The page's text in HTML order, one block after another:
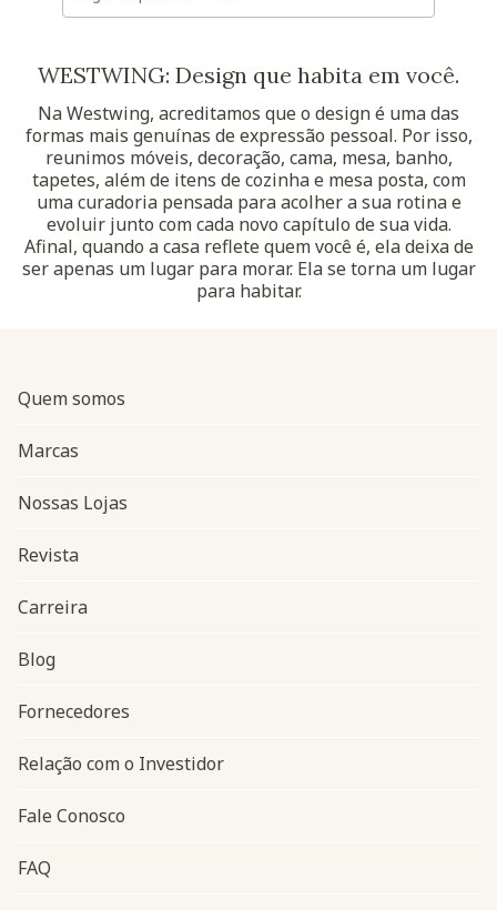
WESTWING: Design que habita em você.
Na Westwing, acreditamos que o design é uma das
formas mais genuínas de expressão pessoal. Por isso,
reunimos móveis, decoração, cama, mesa, banho,
tapetes, além de itens de cozinha e mesa posta, com
uma curadoria pensada para acolher a sua rotina e
evoluir junto com cada novo capítulo de sua vida.
Afinal, quando a casa reflete quem você é, ela deixa de
ser apenas um lugar para morar. Ela se torna um lugar
para habitar.
Navegação do rodapé
Quem somos
Marcas
Nossas Lojas
Revista
Carreira
Blog
Fornecedores
Relação com o Investidor
Fale Conosco
FAQ